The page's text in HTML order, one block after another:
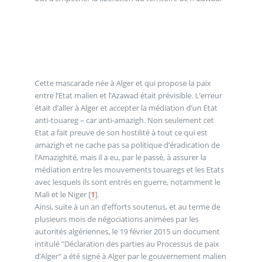
Cette mascarade née à Alger et qui propose la paix
entre l’Etat malien et l’Azawad était prévisible. L’erreur
était d’aller à Alger et accepter la médiation d’un Etat
anti-touareg – car anti-amazigh. Non seulement cet
Etat a fait preuve de son hostilité à tout ce qui est
amazigh et ne cache pas sa politique d’éradication de
l’Amazighité, mais il a eu, par le passé, à assurer la
médiation entre les mouvements touaregs et les Etats
avec lesquels ils sont entrés en guerre, notamment le
Mali et le Niger[1].
Ainsi, suite à un an d’efforts soutenus, et au terme de
plusieurs mois de négociations animées par les
autorités algériennes, le 19 février 2015 un document
intitulé "Déclaration des parties au Processus de paix
d’Alger" a été signé à Alger par le gouvernement malien